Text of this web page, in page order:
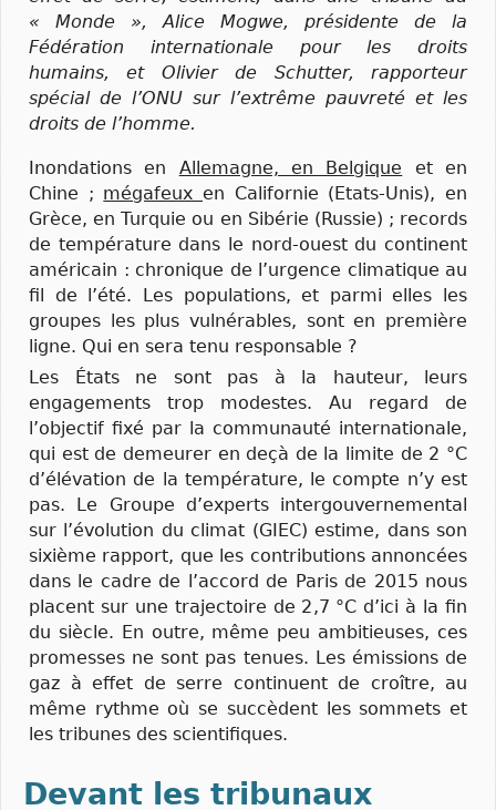
« Monde », Alice Mogwe, présidente de la
Fédération internationale pour les droits
humains, et Olivier de Schutter, rapporteur
spécial de l’ONU sur l’extrême pauvreté et les
droits de l’homme.
Inondations en Allemagne, en Belgique et en
Chine ; mégafeux en Californie (Etats-Unis), en
Grèce, en Turquie ou en Sibérie (Russie) ; records
de température dans le nord-ouest du continent
américain : chronique de l’urgence climatique au
fil de l’été. Les populations, et parmi elles les
groupes les plus vulnérables, sont en première
ligne. Qui en sera tenu responsable ?
Les États ne sont pas à la hauteur, leurs
engagements trop modestes. Au regard de
l’objectif fixé par la communauté internationale,
qui est de demeurer en deçà de la limite de 2 °C
d’élévation de la température, le compte n’y est
pas. Le Groupe d’experts intergouvernemental
sur l’évolution du climat (GIEC) estime, dans son
sixième rapport, que les contributions annoncées
dans le cadre de l’accord de Paris de 2015 nous
placent sur une trajectoire de 2,7 °C d’ici à la fin
du siècle. En outre, même peu ambitieuses, ces
promesses ne sont pas tenues. Les émissions de
gaz à effet de serre continuent de croître, au
même rythme où se succèdent les sommets et
les tribunes des scientifiques.
Devant les tribunaux